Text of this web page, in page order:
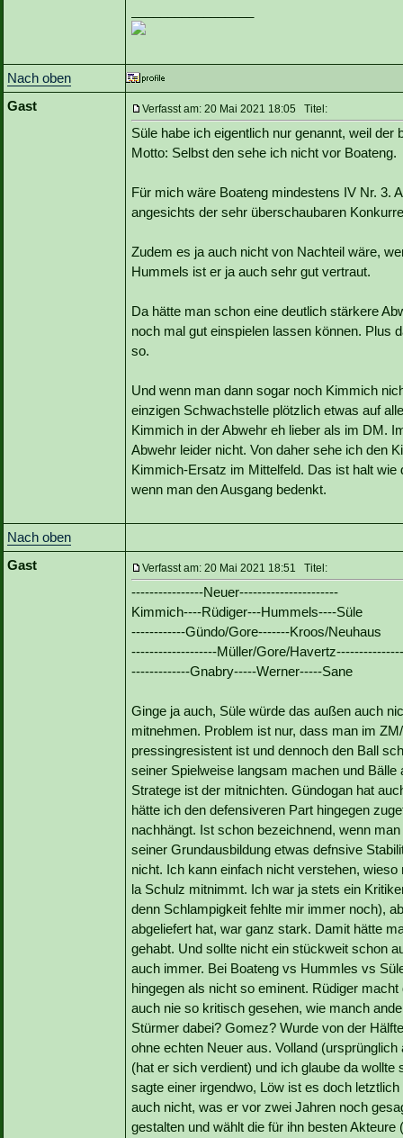
Nach oben
Gast
Verfasst am: 20 Mai 2021 18:05 Titel:
Süle habe ich eigentlich nur genannt, weil
Motto: Selbst den sehe ich nicht vor Boateng.
Für mich wäre Boateng mindestens IV Nr. 3.
angesichts der sehr überschaubaren
Zudem es ja auch nicht von Nachteil wäre,
Hummels ist er ja auch sehr gut vertraut.
Da hätte man schon eine deutlich stärkere
noch mal gut einspielen lassen können. Plus
so.
Und wenn man dann sogar noch Kimmich
einzigen Schwachstelle plötzlich etwas auf
Kimmich in der Abwehr eh lieber als im DM.
Abwehr leider nicht. Von daher sehe ich den
Kimmich-Ersatz im Mittelfeld. Das ist halt
wenn man den Ausgang bedenkt.
Nach oben
Gast
Verfasst am: 20 Mai 2021 18:51 Titel:
----------------Neuer----------------------
Kimmich----Rüdiger---Hummels----Süle
------------Gündo/Gore-------Kroos/Neuhaus
-------------------Müller/Gore/
-------------Gnabry-----Werner-----Sane
Ginge ja auch, Süle würde das außen auch
mitnehmen. Problem ist nur, dass man im
pressingresistent ist und dennoch den Ball
seiner Spielweise langsam machen und
Stratege ist der mitnichten. Gündogan hat
hätte ich den defensiveren Part hingegen
nachhängt. Ist schon bezeichnend, wenn
seiner Grundausbildung etwas defnsive
nicht. Ich kann einfach nicht verstehen,
la Schulz mitnimmt. Ich war ja stets ein
denn Schlampigkeit fehlte mir immer noch),
abgeliefert hat, war ganz stark. Damit hätte
gehabt. Und sollte nicht ein stückweit schon
auch immer. Bei Boateng vs Hummles vs
hingegen als nicht so eminent. Rüdiger
auch nie so kritisch gesehen, wie manch
Stürmer dabei? Gomez? Wurde von der
ohne echten Neuer aus. Volland
(hat er sich verdient) und ich glaube da
sagte einer irgendwo, Löw ist es doch
auch nicht, was er vor zwei Jahren noch
gestalten und wählt die für ihn besten